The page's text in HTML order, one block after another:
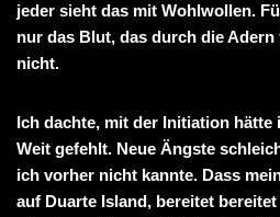
jeder sieht das mit Wohlwollen.
nur das Blut, das durch die
nicht.
Ich dachte, mit der Initiation hätte
Weit gefehlt. Neue Ängste
ich vorher nicht kannte. Dass
auf Duarte Island, bereitet